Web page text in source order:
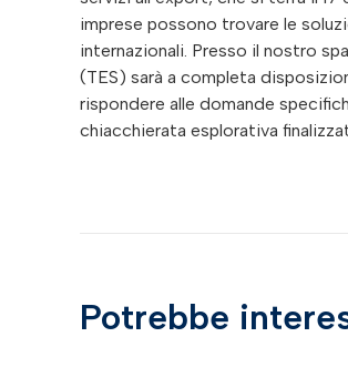
imprese possono trovare le
internazionali. Presso il nostro
(TES) sarà a completa
rispondere alle domande
chiacchierata esplorativa
Potrebbe